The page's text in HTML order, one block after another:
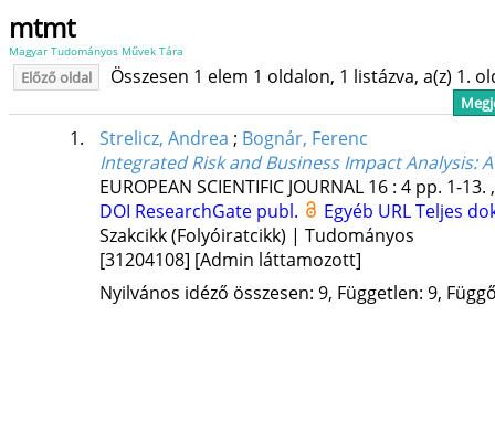
mtmt
Magyar Tudományos Művek Tára
Előző oldal Összesen 1 elem 1 oldalon, 1 listázva, a(z) 1.
1. Strelicz, Andrea ; Bognár, Ferenc
Integrated Risk and Business Impact Analysis:
EUROPEAN SCIENTIFIC JOURNAL 16: 4 pp. 1-13.
DOI ResearchGate publ. Egyéb URLTeljes
Szakcikk (Folyóiratcikk) | Tudományos
[31204108] [Admin láttamozott]
Nyilvános idéző összesen: 9, Független: 9,